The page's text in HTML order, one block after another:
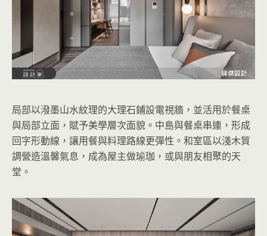
局部以潑墨山水紋理的大理石鋪設電視牆，並活用於餐桌
與局部立面，賦予美學層次面貌。中島與餐桌串連，形成
回字形動線，讓用餐與料理路線更彈性。和室區以淺木質
調營造溫馨氣息，成為屋主做瑜珈，或與朋友相聚的天
堂。